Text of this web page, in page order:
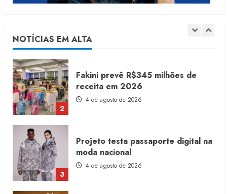
NOTÍCIAS EM ALTA
1
Renata Caixeta assume Movimento
2
Fakini prevê R$345 milhões de
receita em 2026
3
Projeto testa passaporte digital na
moda nacional